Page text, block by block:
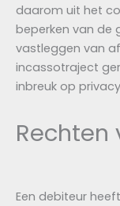
daarom uit het
beperken van de
vastleggen van
incassotraject
inbreuk op
Een debiteur